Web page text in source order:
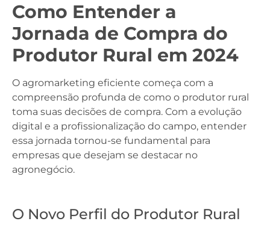
Como Entender a
Jornada de Compra do
Produtor Rural em 2024
O agromarketing eficiente começa com a
compreensão profunda de como o produtor rural
toma suas decisões de compra. Com a evolução
digital e a profissionalização do campo, entender
essa jornada tornou-se fundamental para
empresas que desejam se destacar no
agronegócio.
O Novo Perfil do Produtor Rural